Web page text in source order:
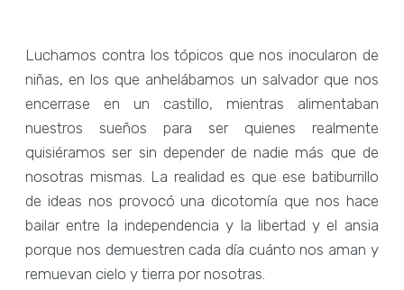
Luchamos contra los tópicos que nos inocularon de
niñas, en los que anhelábamos un salvador que nos
encerrase en un castillo, mientras alimentaban
nuestros sueños para ser quienes realmente
quisiéramos ser sin depender de nadie más que de
nosotras mismas. La realidad es que ese batiburrillo
de ideas nos provocó una dicotomía que nos hace
bailar entre la independencia y la libertad y el ansia
porque nos demuestren cada día cuánto nos aman y
remuevan cielo y tierra por nosotras.